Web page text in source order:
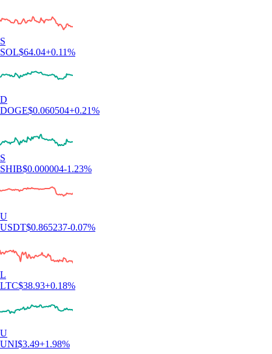
S
SOL$64.04+0.11%
D
DOGE$0.060504+0.21%
S
SHIB$0.000004-1.23%
U
USDT$0.865237-0.07%
L
LTC$38.93+0.18%
U
UNI$3.49+1.98%